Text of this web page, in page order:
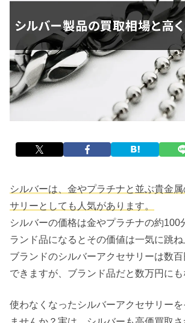
シルバーは、金やプラチナと並ぶ貴金
サリーとしても人気があります。
シルバーの価格は金やプラチナの約100
ランド品になるとその価値は一気に跳
ブランドのシルバーアクセサリーは数
できますが、ブランド品だと数万円にも
使わなくなったシルバーアクセサリー